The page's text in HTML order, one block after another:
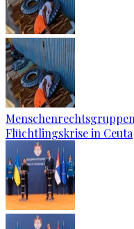
Flüchtlingskrise in Ceuta